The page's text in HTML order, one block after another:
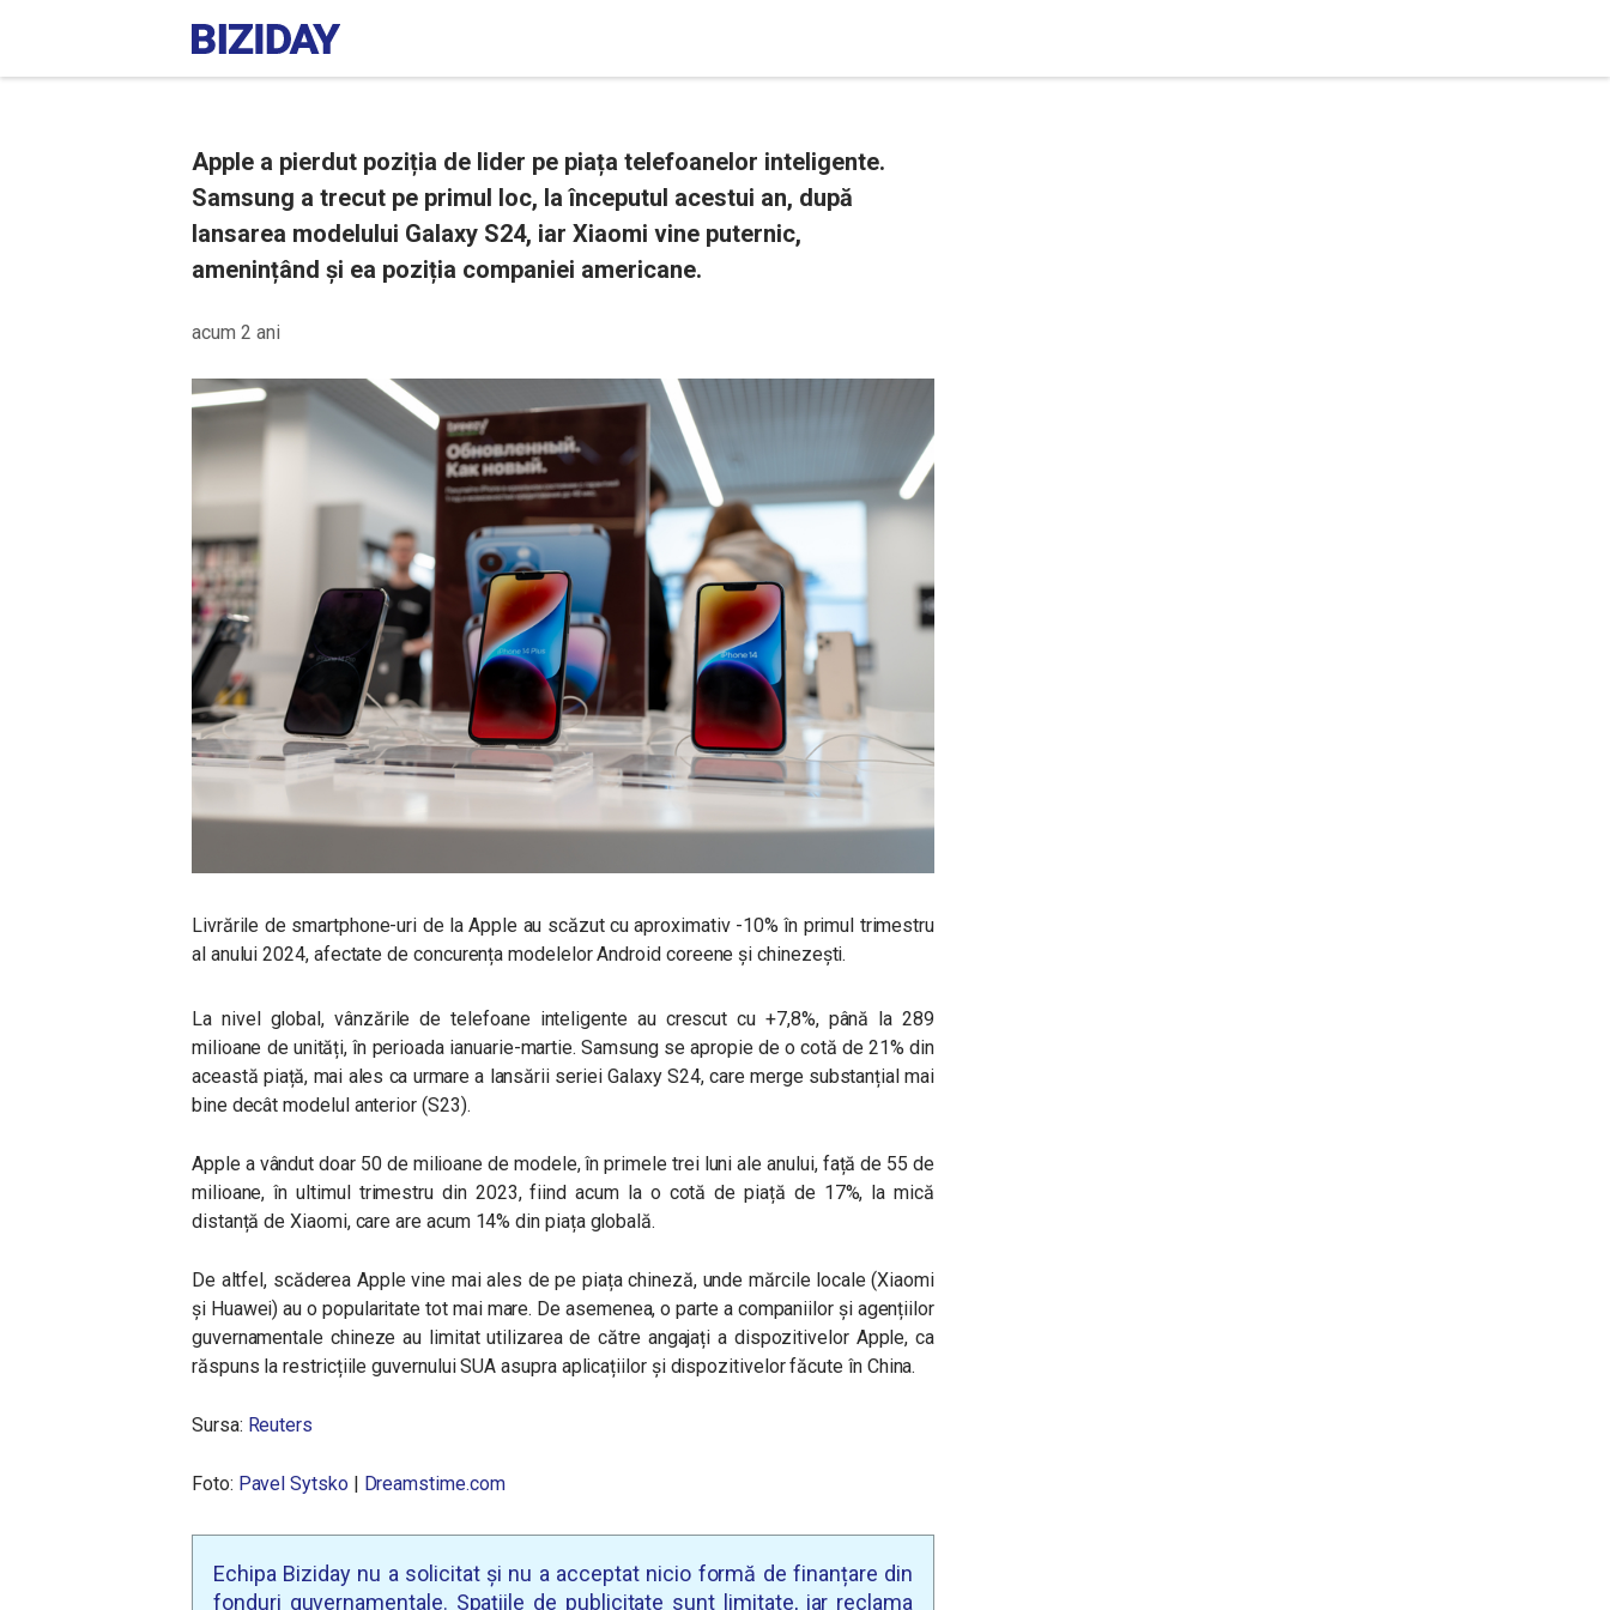
Apple a pierdut poziția de lider pe piața telefoanelor inteligente.
Samsung a trecut pe primul loc, la începutul acestui an, după
lansarea modelului Galaxy S24, iar Xiaomi vine puternic,
amenințând și ea poziția companiei americane.
acum 2 ani
Livrările de smartphone-uri de la Apple au scăzut cu aproximativ -10% în primul trimestru
al anului 2024, afectate de concurența modelelor Android coreene și chinezești.
La nivel global, vânzările de telefoane inteligente au crescut cu +7,8%, până la 289
milioane de unități, în perioada ianuarie-martie. Samsung se apropie de o cotă de 21% din
această piață, mai ales ca urmare a lansării seriei Galaxy S24, care merge substanțial mai
bine decât modelul anterior (S23).
Apple a vândut doar 50 de milioane de modele, în primele trei luni ale anului, față de 55 de
milioane, în ultimul trimestru din 2023, fiind acum la o cotă de piață de 17%, la mică
distanță de Xiaomi, care are acum 14% din piața globală.
De altfel, scăderea Apple vine mai ales de pe piața chineză, unde mărcile locale (Xiaomi
și Huawei) au o popularitate tot mai mare. De asemenea, o parte a companiilor și agențiilor
guvernamentale chineze au limitat utilizarea de către angajați a dispozitivelor Apple, ca
răspuns la restricțiile guvernului SUA asupra aplicațiilor și dispozitivelor făcute în China.
Sursa: Reuters
Foto: Pavel Sytsko | Dreamstime.com
Echipa Biziday nu a solicitat și nu a acceptat nicio formă de finanțare din
fonduri guvernamentale. Spațiile de publicitate sunt limitate, iar reclama